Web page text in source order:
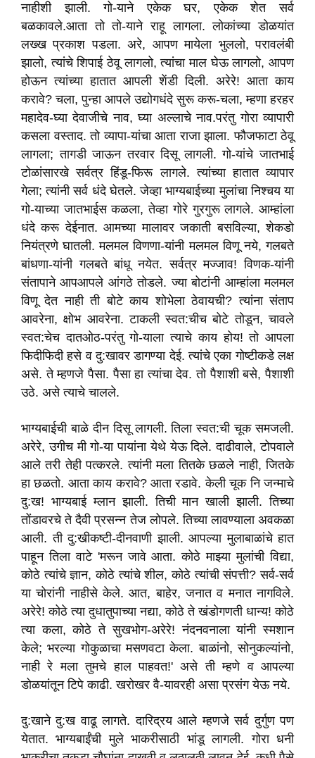
नाहीशी झाली. गो-याने एकेक घर,एकेक शेत सर्व
बळकावले.आता तो तो-याने राहू लागला. लोकांच्या डोळयांत
लख्ख प्रकाश पडला. अरे, आपण मायेला भुललो,परावलंबी
झालो,त्यांचे शिपाई ठेवू लागलो,त्यांचा माल घेऊ लागलो,आपण
होऊन त्यांच्या हातात आपली शेंडी दिली. अरेरे! आता काय
करावे?चला,पुन्हा आपले उद्योगधंदे सुरू करू-चला,म्हणा हरहर
महादेव-घ्या देवाजीचे नाव,घ्या अल्लाचे नाव.परंतु गोरा व्यापारी
कसला वस्ताद. तो व्यापा-यांचा आता राजा झाला. फौजफाटा ठेवू
लागला;तागडी जाऊन तरवार दिसू लागली. गो-यांचे जातभाई
टोळांसारखे सर्वत्र हिंडू-फिरू लागले. त्यांच्या हातात व्यापार
गेला;त्यांनी सर्व धंदे घेतले. जेव्हा भाग्यबाईच्या मुलांचा निश्चय या
गो-याच्या जातभाईस कळला,तेव्हा गोरे गुरगुरू लागले. आम्हांला
धंदे करू देईनात. आमच्या मालावर जकाती बसविल्या,शेकडो
नियंत्रणे घातली. मलमल विणणा-यांनी मलमल विणू नये,गलबते
बांधणा-यांनी गलबते बांधू नयेत. सर्वत्र मज्जाव! विणक-यांनी
संतापाने आपआपले आंगठे तोडले. ज्या बोटांनी आम्हांला मलमल
विणू देत नाही ती बोटे काय शोभेला ठेवायची?त्यांना संताप
आवरेना,क्षोभ आवरेना. टाकली स्वत:चीच बोटे तोडून,चावले
स्वत:चेच दातओठ-परंतु गो-याला त्याचे काय होय! तो आपला
फिदीफिदी हसे व दु:खावर डागण्या देई. त्यांचे एका गोष्टीकडे लक्ष
असे. ते म्हणजे पैसा. पैसा हा त्यांचा देव. तो पैशाशी बसे,पैशाशी
उठे. असे त्याचे चालले.
भाग्यबाईची बाळे दीन दिसू लागली. तिला स्वत:ची चूक समजली.
अरेरे,उगीच मी गो-या पायांना येथे येऊ दिले. दाढीवाले,टोपवाले
आले तरी तेही पत्करले. त्यांनी मला तितके छळले नाही,जितके
हा छळतो. आता काय करावे?आता रडावे. केली चूक नि जन्माचे
दु:ख! भाग्यबाई म्लान झाली. तिची मान खाली झाली. तिच्या
तोंडावरचे ते दैवी प्रसन्न तेज लोपले. तिच्या लावण्याला अवकळा
आली. ती दु:खीकष्टी-दीनवाणी झाली. आपल्या मुलाबाळांचे हात
पाहून तिला वाटे 'मरून जावे आता. कोठे माझ्या मुलांची विद्या,
कोठे त्यांचे ज्ञान,कोठे त्यांचे शील,कोठे त्यांची संपत्ती?सर्व-सर्व
या चोरांनी नाहीसे केले. आत,बाहेर,जनात व मनात नागविले.
अरेरे! कोठे त्या दुधातुपाच्या नद्या,कोठे ते खंडोगणती धान्य! कोठे
त्या कला,कोठे ते सुखभोग-अरेरे! नंदनवनाला यांनी स्मशान
केले;भरल्या गोकुळाचा मसणवटा केला. बाळांनो,सोनुकल्यांनो,
नाही रे मला तुमचे हाल पाहवत!'असे ती म्हणे व आपल्या
डोळयांतून टिपे काढी. खरोखर वै-यावरही असा प्रसंग येऊ नये.
दु:खाने दु:ख वाढू लागते. दारिद्रय आले म्हणजे सर्व दुर्गुण पण
येतात. भाग्यबाईंची मुले भाकरीसाठी भांडू लागली. गोरा धनी